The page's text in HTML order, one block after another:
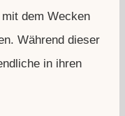
dem Wecken
Während dieser
in ihren